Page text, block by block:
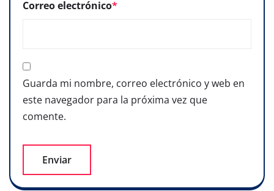
Correo electrónico*
Guarda mi nombre, correo electrónico y web en
este navegador para la próxima vez que
comente.